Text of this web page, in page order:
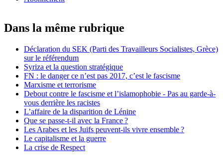
Dans la même rubrique
Déclaration du SEK (Parti des Travailleurs Socialistes, Grèce)
sur le référendum
Syriza et la question stratégique
FN : le danger ce n’est pas 2017, c’est le fascisme
Marxisme et terrorisme
Debout contre le fascisme et l’islamophobie - Pas au garde-à-
vous derrière les racistes
L’affaire de la disparition de Lénine
Que se passe-t-il avec la France?
Les Arabes et les Juifs peuvent-ils vivre ensemble?
Le capitalisme et la guerre
La crise de Respect